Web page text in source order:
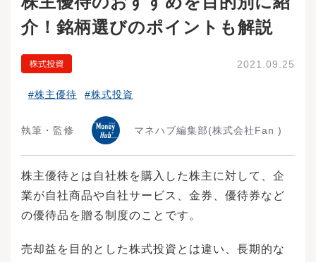
介！銘柄選びのポイントも解説
2021.09.25
#株主優待 #株式投資
執筆・監修 マネハブ編集部(株式会社Fan )
株主優待とは自社株を購入した株主に対して、企
業が自社商品や自社サービス、金券、優待券など
の優待品を贈る制度のことです。
売却益を目的とした株式投資とは違い、長期的な